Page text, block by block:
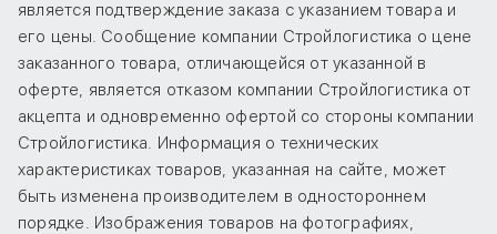
является подтверждение заказа с указанием товара и
его цены. Сообщение компании Стройлогистика о цене
заказанного товара, отличающейся от указанной в
оферте, является отказом компании Стройлогистика от
акцепта и одновременно офертой со стороны компании
Стройлогистика. Информация о технических
характеристиках товаров, указанная на сайте, может
быть изменена производителем в одностороннем
порядке. Изображения товаров на фотографиях,